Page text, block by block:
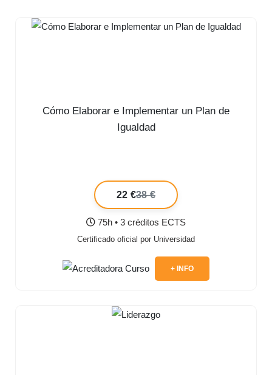
Cómo Elaborar e Implementar un Plan de
Igualdad
22 €38 €
75h • 3 créditos ECTS
Certificado oficial por Universidad
+ INFO